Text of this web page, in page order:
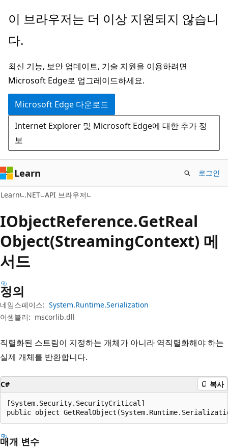
주
콘
츠
로
건
너
뛰
기
페
지
탐
색
으
로
건
너
뛰
기
이 브라우저는 더 이상 지원되지 않습니
다.
최신 기능, 보안 업데이트, 기술 지원을 이용하려면
Microsoft Edge로 업그레이드하세요.
Microsoft Edge 다운로드
Internet Explorer 및 Microsoft Edge에 대한 추가 정
보
Learn 로그인
Learn .NET API 브라우저
IObjectReference.GetReal
Object(StreamingContext) 메
서드
정의
네임스페이스: System.Runtime.Serialization
어셈블리: mscorlib.dll
직렬화된 스트림이 지정하는 개체가 아니라 역직렬화해야 하는
실제 개체를 반환합니다.
C# 복사
[System.Security.SecurityCritical]
public object
매개 변수